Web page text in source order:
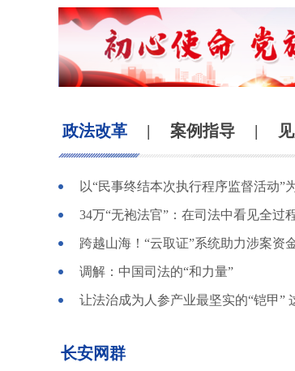
政法改革 | 案例指导 |
34万“无袍法官”：在司法中看见全过
跨越山海！“云取证”系统助力涉案资
调解：中国司法的“和力量”
长安网群